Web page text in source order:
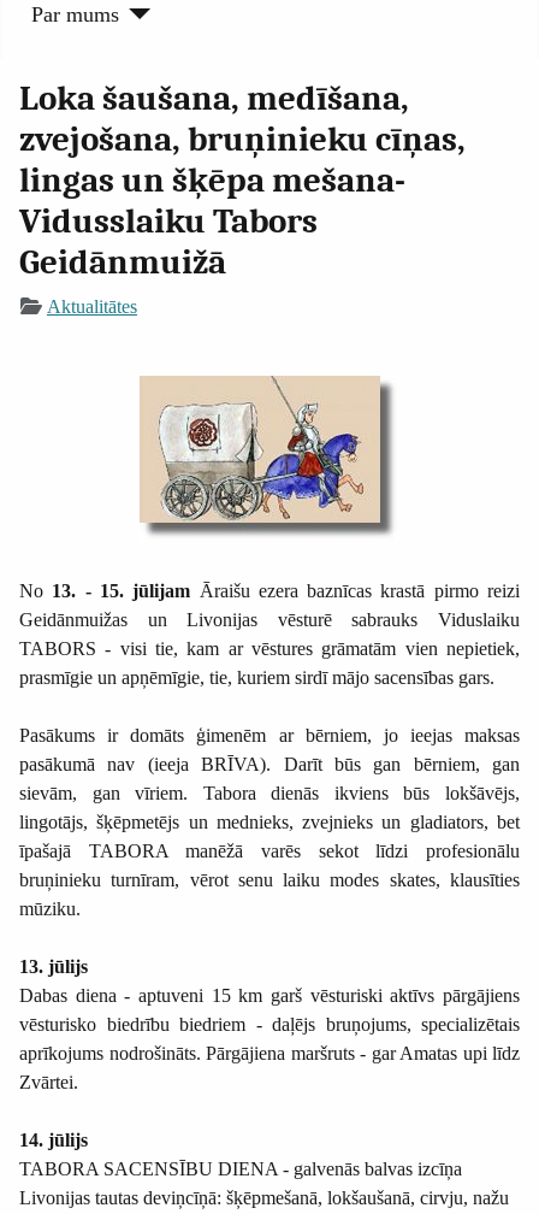
Par mums
Loka šaušana, medīšana,
zvejošana, bruņinieku cīņas,
lingas un šķēpa mešana-
Vidusslaiku Tabors
Geidānmuižā
Aktualitātes
No 13. - 15. jūlijam Āraišu ezera baznīcas krastā pirmo reizi
Geidānmuižas un Livonijas vēsturē sabrauks Viduslaiku
TABORS - visi tie, kam ar vēstures grāmatām vien nepietiek,
prasmīgie un apņēmīgie, tie, kuriem sirdī mājo sacensības gars.
Pasākums ir domāts ģimenēm ar bērniem, jo ieejas maksas
pasākumā nav (ieeja BRĪVA). Darīt būs gan bērniem, gan
sievām, gan vīriem. Tabora dienās ikviens būs lokšāvējs,
lingotājs, šķēpmetējs un mednieks, zvejnieks un gladiators, bet
īpašajā TABORA manēžā varēs sekot līdzi profesionālu
bruņinieku turnīram, vērot senu laiku modes skates, klausīties
mūziku.
13. jūlijs
Dabas diena - aptuveni 15 km garš vēsturiski aktīvs pārgājiens
vēsturisko biedrību biedriem - daļējs bruņojums, specializētais
aprīkojums nodrošināts. Pārgājiena maršruts - gar Amatas upi līdz
Zvārtei.
14. jūlijs
TABORA SACENSĪBU DIENA - galvenās balvas izcīņa
Livonijas tautas deviņcīņā: šķēpmešanā, lokšaušanā, cirvju, nažu